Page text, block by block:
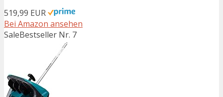
519,99 EUR
Bei Amazon ansehen
SaleBestseller Nr. 7